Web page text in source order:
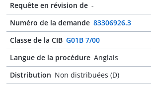
Requête en révision de -
Numéro de la demande 83306926.3
Classe de la CIB G01B 7/00
Langue de la procédure Anglais
Distribution Non distribuées (D)